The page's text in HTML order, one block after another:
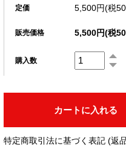
定価 5,500円(税
販売価格 5,500円(税
購入数
特定商取引法に基づく表記 (返